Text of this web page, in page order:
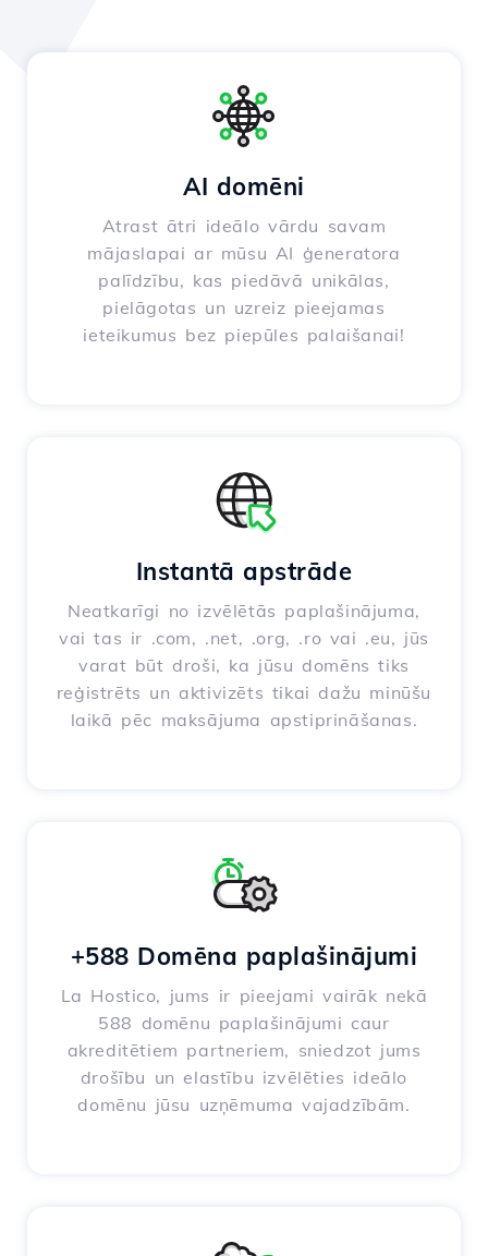
AI domēni
Atrast ātri ideālo vārdu savam
mājaslapai ar mūsu AI ģeneratora
palīdzību, kas piedāvā unikālas,
pielāgotas un uzreiz pieejamas
ieteikumus bez piepūles palaišanai!
Instantā apstrāde
Neatkarīgi no izvēlētās paplašinājuma,
vai tas ir .com, .net, .org, .ro vai .eu, jūs
varat būt droši, ka jūsu domēns tiks
reģistrēts un aktivizēts tikai dažu minūšu
laikā pēc maksājuma apstiprināšanas.
+588 Domēna paplašinājumi
La Hostico, jums ir pieejami vairāk nekā
588 domēnu paplašinājumi caur
akreditētiem partneriem, sniedzot jums
drošību un elastību izvēlēties ideālo
domēnu jūsu uzņēmuma vajadzībām.